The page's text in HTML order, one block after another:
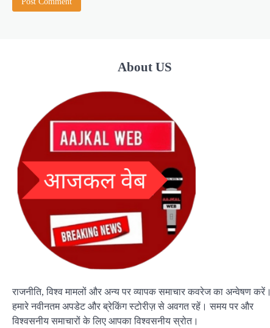
About US
राजनीति, विश्व मामलों और अन्य पर व्यापक समाचार कवरेज का अन्वेषण करें।
हमारे नवीनतम अपडेट और ब्रेकिंग स्टोरीज़ से अवगत रहें। समय पर और
विश्वसनीय समाचारों के लिए आपका विश्वसनीय स्रोत।